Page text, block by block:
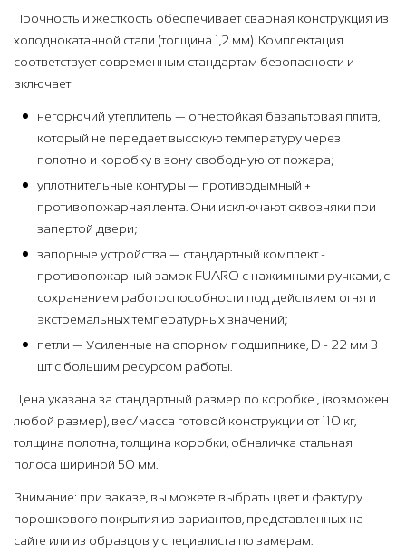
Прочность и жесткость обеспечивает сварная конструкция из
холоднокатанной стали (толщина 1,2 мм). Комплектация
соответствует современным стандартам безопасности и
включает:
негорючий утеплитель — огнестойкая базальтовая плита,
который не передает высокую температуру через
полотно и коробку в зону свободную от пожара;
уплотнительные контуры — противодымный +
противопожарная лента. Они исключают сквозняки при
запертой двери;
запорные устройства — стандартный комплект -
противопожарный замок FUARO с нажимными ручками, с
сохранением работоспособности под действием огня и
экстремальных температурных значений;
петли — Усиленные на опорном подшипнике, D - 22 мм 3
шт с большим ресурсом работы.
Цена указана за стандартный размер по коробке , (возможен
любой размер), вес/масса готовой конструкции от 110 кг,
толщина полотна, толщина коробки, обналичка стальная
полоса шириной 50 мм.
Внимание: при заказе, вы можете выбрать цвет и фактуру
порошкового покрытия из вариантов, представленных на
сайте или из образцов у специалиста по замерам.